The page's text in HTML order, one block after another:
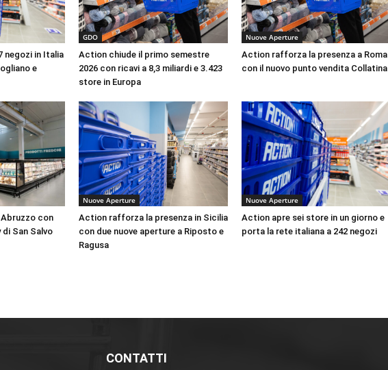
negozi in Italia
e
GDO
Action chiude il primo semestre
2026 con ricavi a 8,3 miliardi e 3.423
store in Europa
Nuove Aperture
Action rafforza la presenza a Roma
con il nuovo punto vendita Collatina
con
di San Salvo
Nuove Aperture
Action rafforza la presenza in Sicilia
con due nuove aperture a Riposto e
Ragusa
Nuove Aperture
Action apre sei store in un giorno e
porta la rete italiana a 242 negozi
CONTATTI